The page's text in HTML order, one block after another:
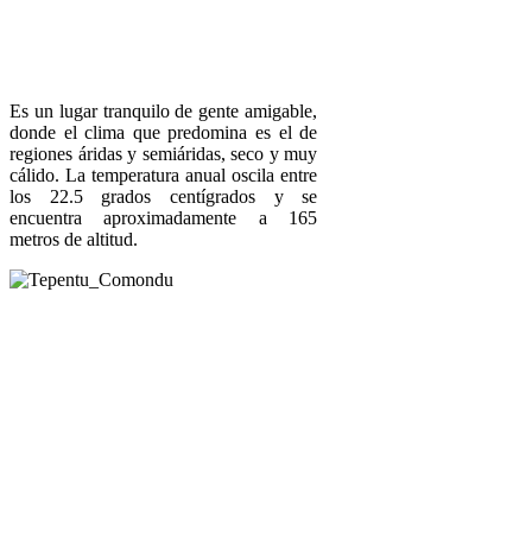
Es un lugar tranquilo de gente amigable,
donde el clima que predomina es el de
regiones áridas y semiáridas, seco y muy
cálido. La temperatura anual oscila entre
los 22.5 grados centígrados y se
encuentra aproximadamente a 165
metros de altitud.